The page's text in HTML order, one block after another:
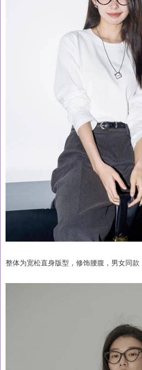
整体为宽松直身版型，修饰腰腹，男女同款